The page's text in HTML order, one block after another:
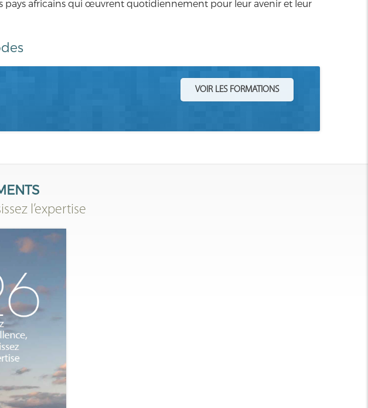
pays africains qui œuvrent quotidiennement pour leur avenir et leur
VOIR LES FORMATIONS
l’expertise